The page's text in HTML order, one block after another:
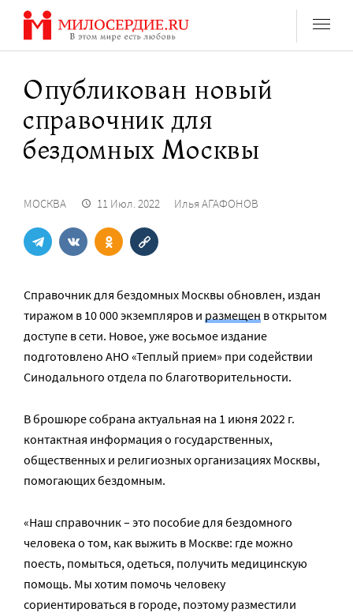
Перейти
содержанию
Опубликован новый
справочник для
бездомных Москвы
МОСКВА 11 Июл. 2022 Илья АГАФОНОВ
Справочник для бездомных Москвы обновлен, издан
тиражом в 10 000 экземпляров и размещен в открытом
доступе в сети. Новое, уже восьмое издание
подготовлено АНО «Теплый прием» при содействии
Синодального отдела по благотворительности.
В брошюре собрана актуальная на 1 июня 2022 г.
контактная информация о государственных,
общественных и религиозных организациях Москвы,
помогающих бездомным.
«Наш справочник – это пособие для бездомного
человека о том, как выжить в Москве: где можно
поесть, помыться, одеться, получить медицинскую
помощь. Мы хотим помочь человеку
сориентироваться в городе, поэтому разместили